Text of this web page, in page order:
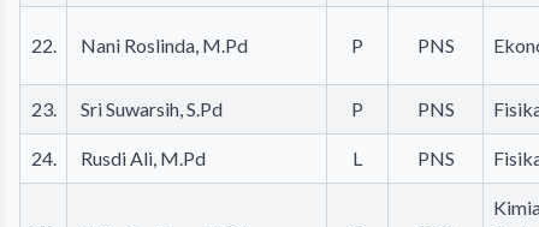
22. Nani Roslinda, M.Pd P PNS
23. Sri Suwarsih, S.Pd P PNS
24. Rusdi Ali, M.Pd L PNS